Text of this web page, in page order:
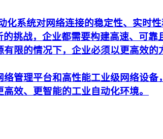
化系统对网络连接的稳定性、实时
挑战，企业都需要构建高速、可
限的情况下，企业必须以更高效
管理平台和高性能工业级网络设
效、更智能的工业自动化环境。